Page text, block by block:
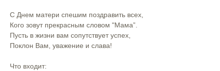
С Днем матери спешим поздравить всех,
Кого зовут прекрасным словом "Мама”.
Пусть в жизни вам сопутствует успех,
Поклон Вам, уважение и слава!
Что входит: